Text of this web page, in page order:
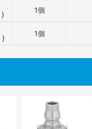
) 1個
) 1個